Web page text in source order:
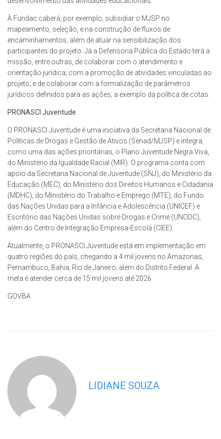
À Fundac caberá, por exemplo, subsidiar o MJSP no
mapeamento, seleção, e na construção de fluxos de
encaminhamentos, além de atuar na sensibilização dos
participantes do projeto. Já a Defensoria Pública do Estado terá a
missão, entre outras, de colaborar com o atendimento e
orientação jurídica; com a promoção de atividades vinculadas ao
projeto; e de colaborar com a formalização de parâmetros
jurídicos definidos para as ações, a exemplo da política de cotas.
PRONASCI Juventude
O PRONASCI Juventude é uma iniciativa da Secretaria Nacional de
Políticas de Drogas e Gestão de Ativos (Senad/MJSP) e integra,
como uma das ações prioritárias, o Plano Juventude Negra Viva,
do Ministério da Igualdade Racial (MIR). O programa conta com
apoio da Secretaria Nacional de Juventude (SNJ), do Ministério da
Educação (MEC), do Ministério dos Direitos Humanos e Cidadania
(MDHC), do Ministério do Trabalho e Emprego (MTE), do Fundo
das Nações Unidas para a Infância e Adolescência (UNICEF) e
Escritório das Nações Unidas sobre Drogas e Crime (UNODC),
além do Centro de Integração Empresa-Escola (CIEE).
Atualmente, o PRONASCI Juventude está em implementação em
quatro regiões do país, chegando a 4 mil jovens no Amazonas,
Pernambuco, Bahia, Rio de Janeiro, além do Distrito Federal. A
meta é atender cerca de 15 mil jovens até 2026.
GOVBA
LIDIANE SOUZA